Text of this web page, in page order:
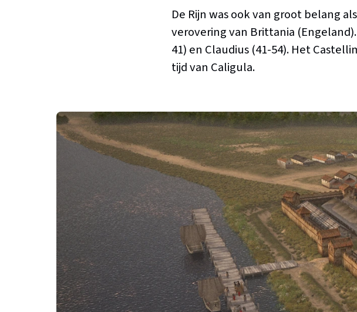
De Rijn was ook van groot belang
verovering van Brittania
41) en Claudius (41-54). Het
tijd van Caligula.